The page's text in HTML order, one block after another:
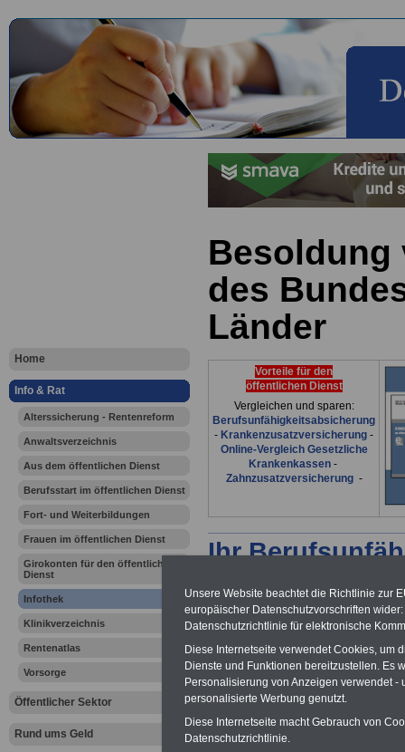
Home
Info & Rat
Alterssicherung - Rentenreform
Anwaltsverzeichnis
Aus dem öffentlichen Dienst
Berufsstart im öffentlichen Dienst
Fort- und Weiterbildungen
Frauen im öffentlichen Dienst
Girokonten für den öffentlichen
Dienst
Infothek
Klinikverzeichnis
Rentenatlas
Vorsorge
Öffentlicher Sektor
Rund ums Geld
Besoldung
des
Länder
Vorteile für den
öffentlichen Dienst
Vergleichen und sparen:
Berufsunfähigkeitsabsicherung
- Krankenzusatzversicherung -
Online-Vergleich Gesetzliche
Krankenkassen-
Zahnzusatzversicherung-
Ihr
den Fall der
Leben
Die Bezahlung
Unsere Website beachtet die Richtlinie zur
europäischer Datenschutzvorschriften
Datenschutzrichtlinie für elektronische
Diese Internetseite verwendet Cookies, um
Dienste und Funktionen bereitzustellen. Es
Personalisierung von Anzeigen verwendet
personalisierte Werbung genutzt.
Diese Internetseite macht Gebrauch von
Datenschutzrichtlinie.